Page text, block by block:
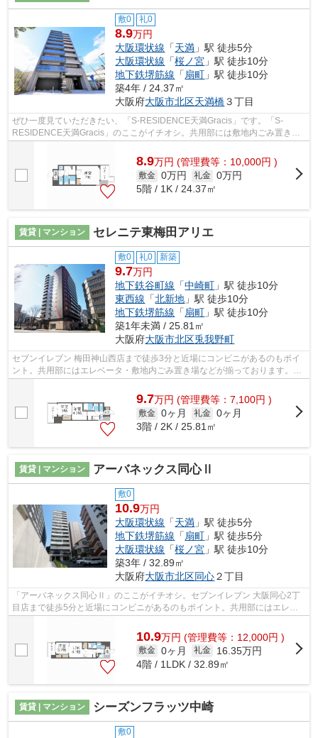
敷0 礼0
8.9万円
大阪環状線 「天満 」駅 徒歩5分
大阪環状線 「桜ノ宮 」駅 徒歩10分
地下鉄堺筋線 「 扇町 」駅 徒歩10分
築4年 / 24.37㎡
大阪府大阪市北区天満橋３丁目
ぜひ一度見ていただきたい、「S-RESIDENCE天満Gracis」です。「S-
RESIDENCE天満Gracis」のここがイチオシ。共用部には敷地内ごみ置き
場・エレベータなどが揃っております。防犯対策も...
8.9万円 (管理費等：10,000円 )
敷金 0万円 礼金 0万円
5階 / 1K / 24.37㎡
賃貸 | マンション セレニテ東梅田アリエ
敷0 礼0 新築
9.7万円
地下鉄谷町線 「中崎町 」駅 徒歩10分
東西線 「北新地 」駅 徒歩10分
地下鉄堺筋線 「扇町 」駅 徒歩10分
築1年未満 / 25.81㎡
大阪府大阪市北区兎我野町
セブンイレブン 梅田神山西店まで徒歩3分と近場にコンビニがあるのもポイ
ント。共用部にはエレベータ・敷地内ごみ置き場などが揃っております。令
和8年築で、多くの方がご満足の物件は...
9.7万円 (管理費等：7,100円 )
敷金 0ヶ月 礼金 0ヶ月
3階 / 2K / 25.81㎡
賃貸 | マンション アーバネックス同心Ⅱ
敷0
10.9万円
大阪環状線 「天満 」駅 徒歩5分
地下鉄堺筋線 「扇町 」駅 徒歩5分
大阪環状線 「桜ノ宮 」駅 徒歩10分
築3年 / 32.89㎡
大阪府大阪市北区同心２丁目
「アーバネックス同心Ⅱ」のここがイチオシ。セブンイレブン 大阪同心2丁
目店まで徒歩5分と近場にコンビニがあるのもポイント。共用部にはエレベ
10.9万円 (管理費等：12,000円 )
敷金 0ヶ月 礼金
16.35万円
4階 / 1LDK / 32.89㎡
賃貸 | マンション シーズンフラッツ中崎
敷0